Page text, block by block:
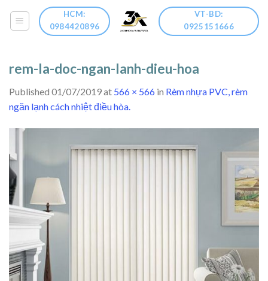
HCM:
0984420896
VT-BD:
0925151666
rem-la-doc-ngan-lanh-dieu-hoa
Published 01/07/2019at 566 × 566 in Rèm nhựa PVC, rèm
ngăn lạnh cách nhiệt điều hòa.